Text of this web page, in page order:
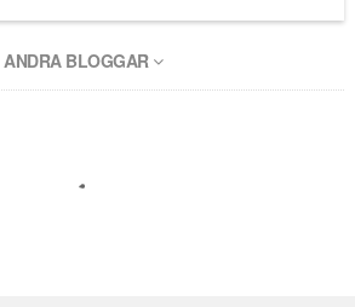
ANDRA BLOGGAR